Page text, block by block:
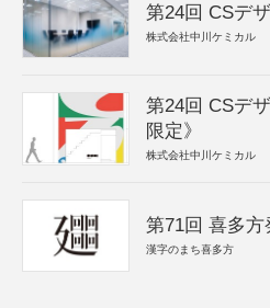
第24回 CSデ
株式会社中川ケミカル
第24回 CSデ
限定》
株式会社中川ケミカル
第71回 喜多
漢字のまち喜多方